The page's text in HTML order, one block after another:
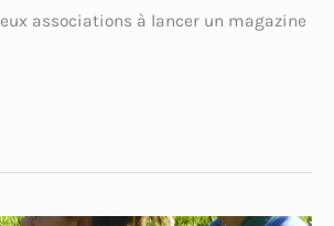
associations à lancer un magazine